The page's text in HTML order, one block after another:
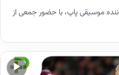
موسیقی پاپ، با حضور جمعی از
▶